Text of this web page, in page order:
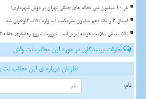
بار ۱۰ میلیون تنی نخاله های جنگی تهران بر دوش شهرداری!
امسال ۲ و یک دهم میلیون مترمکعب آب وارد تالاب گاوخونی شد
تالاب نبض سلامت حوضه آبریز است ضرورت شروع رهاسازی حقابه
نظرات بینندگان در مورد این مطلب نت واش
نظرتان درباره ی این مطلب
نام: